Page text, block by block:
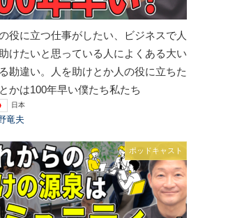
役に立つ仕事がしたい、ビジネスで人
けたいと思っている人によくある大い
勘違い。人を助けとか人の役に立ちた
かは100年早い僕たち私たち
日本
竜夫
ポッドキャスト